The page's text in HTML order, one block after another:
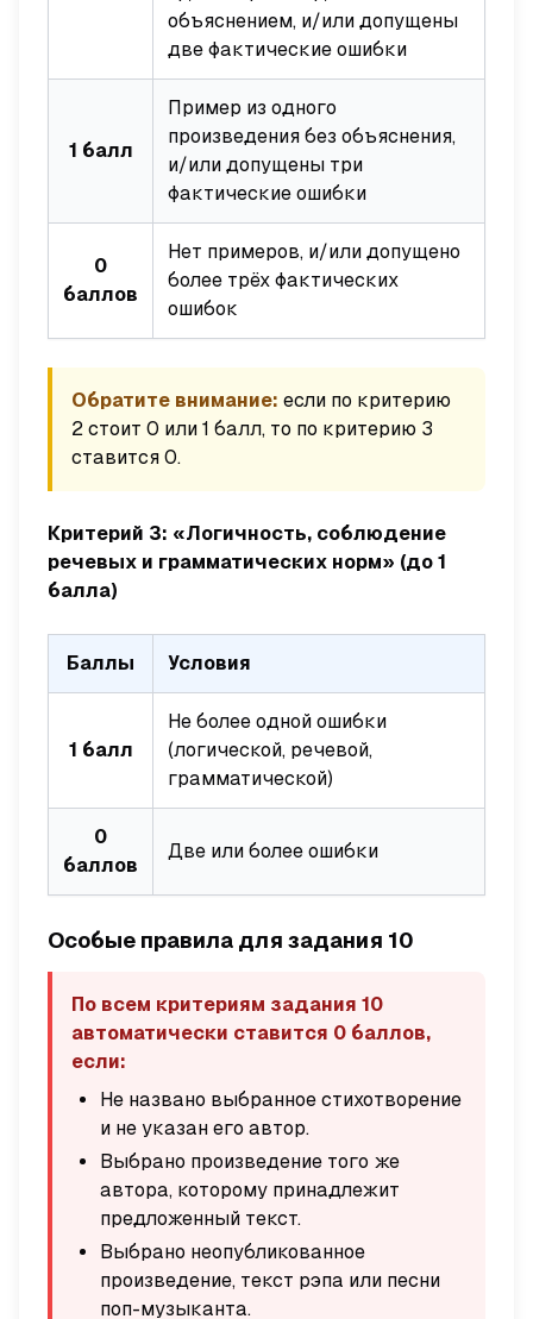
объяснением, и/или допущены
две фактические ошибки
1 балл
Пример из одного
произведения без объяснения,
и/или допущены три
фактические ошибки
0
баллов
Нет примеров, и/или допущено
более трёх фактических
ошибок
Обратите внимание: если по критерию
2 стоит 0 или 1 балл, то по критерию 3
ставится 0.
Критерий 3: «Логичность, соблюдение
речевых и грамматических норм» (до 1
балла)
Баллы Условия
1 балл
Не более одной ошибки
(логической, речевой,
грамматической)
0
баллов
Две или более ошибки
Особые правила для задания 10
По всем критериям задания 10
автоматически ставится 0 баллов,
если:
Не названо выбранное стихотворение
и не указан его автор.
Выбрано произведение того же
автора, которому принадлежит
предложенный текст.
Выбрано неопубликованное
произведение, текст рэпа или песни
поп-музыканта.